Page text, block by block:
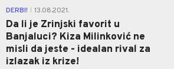
DERBI! 13.08.2021.
Da li je Zrinjski favorit u
Banjaluci? Kiza Milinković ne
misli da jeste - idealan rival za
izlazak iz krize!